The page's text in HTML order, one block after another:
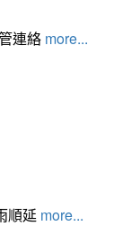
連絡 more...
順延 more...